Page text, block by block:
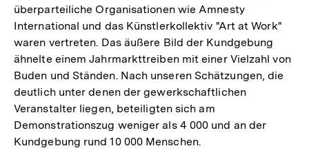
überparteiliche Organisationen wie Amnesty
International und das Künstlerkollektiv "Art at Work"
waren vertreten. Das äußere Bild der Kundgebung
ähnelte einem Jahrmarkttreiben mit einer Vielzahl von
Buden und Ständen. Nach unseren Schätzungen, die
deutlich unter denen der gewerkschaftlichen
Veranstalter liegen, beteiligten sich am
Demonstrationszug weniger als 4 000 und an der
Kundgebung rund 10 000 Menschen.